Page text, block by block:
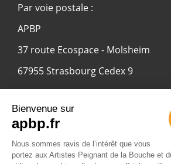
Par voie postale :
APBP
37 route Ecospace - Molsheim
67955 Strasbourg Cedex 9